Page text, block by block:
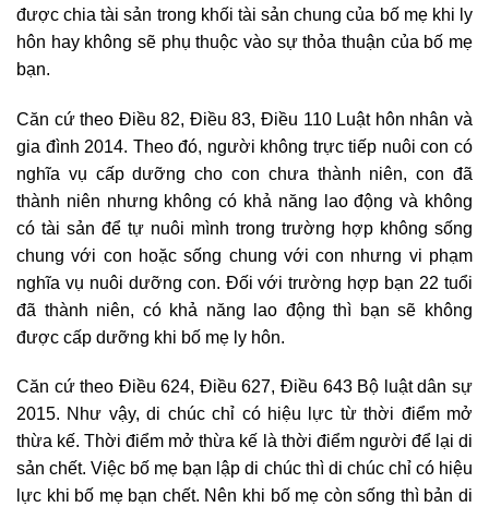
được chia tài sản trong khối tài sản chung của bố mẹ khi ly
hôn hay không sẽ phụ thuộc vào sự thỏa thuận của bố mẹ
bạn.
Căn cứ theo Điều 82, Điều 83, Điều 110 Luật hôn nhân và
gia đình 2014. Theo đó, người không trực tiếp nuôi con có
nghĩa vụ cấp dưỡng cho con chưa thành niên, con đã
thành niên nhưng không có khả năng lao động và không
có tài sản để tự nuôi mình trong trường hợp không sống
chung với con hoặc sống chung với con nhưng vi phạm
nghĩa vụ nuôi dưỡng con. Đối với trường hợp bạn 22 tuổi
đã thành niên, có khả năng lao động thì bạn sẽ không
được cấp dưỡng khi bố mẹ ly hôn.
Căn cứ theo Điều 624, Điều 627, Điều 643 Bộ luật dân sự
2015. Như vậy, di chúc chỉ có hiệu lực từ thời điểm mở
thừa kế. Thời điểm mở thừa kế là thời điểm người để lại di
sản chết. Việc bố mẹ bạn lập di chúc thì di chúc chỉ có hiệu
lực khi bố mẹ bạn chết. Nên khi bố mẹ còn sống thì bản di